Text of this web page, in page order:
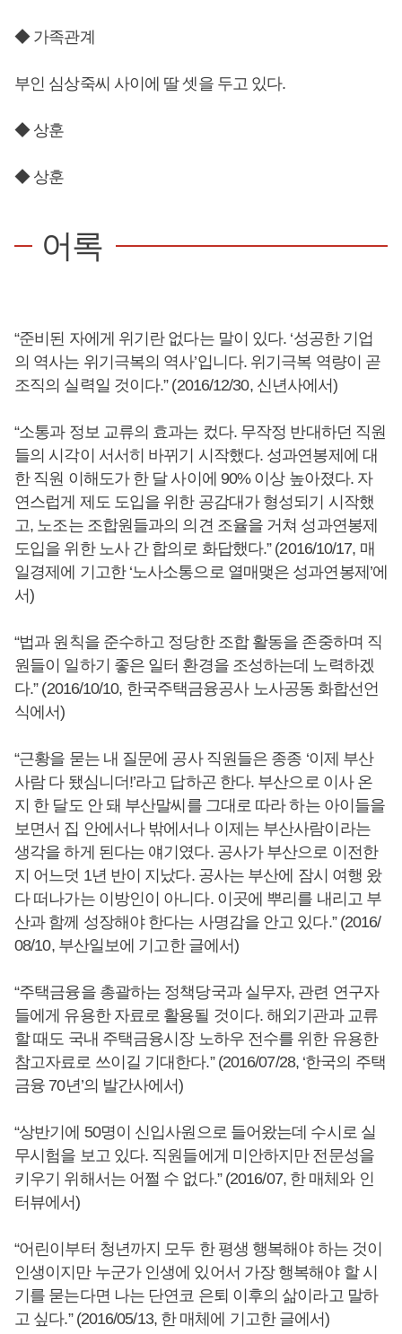
◆ 가족관계
부인 심상죽씨 사이에 딸 셋을 두고 있다.
◆ 상훈
◆ 상훈
어록
“준비된 자에게 위기란 없다는 말이 있다. ‘성공한 기업
의 역사는 위기극복의 역사’입니다. 위기극복 역량이 곧
조직의 실력일 것이다.” (2016/12/30, 신년사에서)
“소통과 정보 교류의 효과는 컸다. 무작정 반대하던 직원
들의 시각이 서서히 바뀌기 시작했다. 성과연봉제에 대
한 직원 이해도가 한 달 사이에 90% 이상 높아졌다. 자
연스럽게 제도 도입을 위한 공감대가 형성되기 시작했
고, 노조는 조합원들과의 의견 조율을 거쳐 성과연봉제
도입을 위한 노사 간 합의로 화답했다.” (2016/10/17, 매
일경제에 기고한 ‘노사소통으로 열매맺은 성과연봉제’에
서)
“법과 원칙을 준수하고 정당한 조합 활동을 존중하며 직
원들이 일하기 좋은 일터 환경을 조성하는데 노력하겠
다.” (2016/10/10, 한국주택금융공사 노사공동 화합선언
식에서)
“근황을 묻는 내 질문에 공사 직원들은 종종 ‘이제 부산
사람 다 됐심니더!’라고 답하곤 한다. 부산으로 이사 온
지 한 달도 안 돼 부산말씨를 그대로 따라 하는 아이들을
보면서 집 안에서나 밖에서나 이제는 부산사람이라는
생각을 하게 된다는 얘기였다. 공사가 부산으로 이전한
지 어느덧 1년 반이 지났다. 공사는 부산에 잠시 여행 왔
다 떠나가는 이방인이 아니다. 이곳에 뿌리를 내리고 부
산과 함께 성장해야 한다는 사명감을 안고 있다.” (2016/
08/10, 부산일보에 기고한 글에서)
“주택금융을 총괄하는 정책당국과 실무자, 관련 연구자
들에게 유용한 자료로 활용될 것이다. 해외기관과 교류
할 때도 국내 주택금융시장 노하우 전수를 위한 유용한
참고자료로 쓰이길 기대한다.” (2016/07/28, ‘한국의 주택
금융 70년’의 발간사에서)
“상반기에 50명이 신입사원으로 들어왔는데 수시로 실
무시험을 보고 있다. 직원들에게 미안하지만 전문성을
키우기 위해서는 어쩔 수 없다.” (2016/07, 한 매체와 인
터뷰에서)
“어린이부터 청년까지 모두 한 평생 행복해야 하는 것이
인생이지만 누군가 인생에 있어서 가장 행복해야 할 시
기를 묻는다면 나는 단연코 은퇴 이후의 삶이라고 말하
고 싶다.” (2016/05/13, 한 매체에 기고한 글에서)